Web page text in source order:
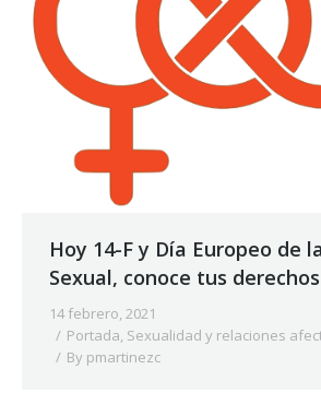
Hoy 14-F y Día Europeo de
Sexual, conoce tus derechos
14 febrero, 2021
Portada, Sexualidad y relaciones
By pmartinezc